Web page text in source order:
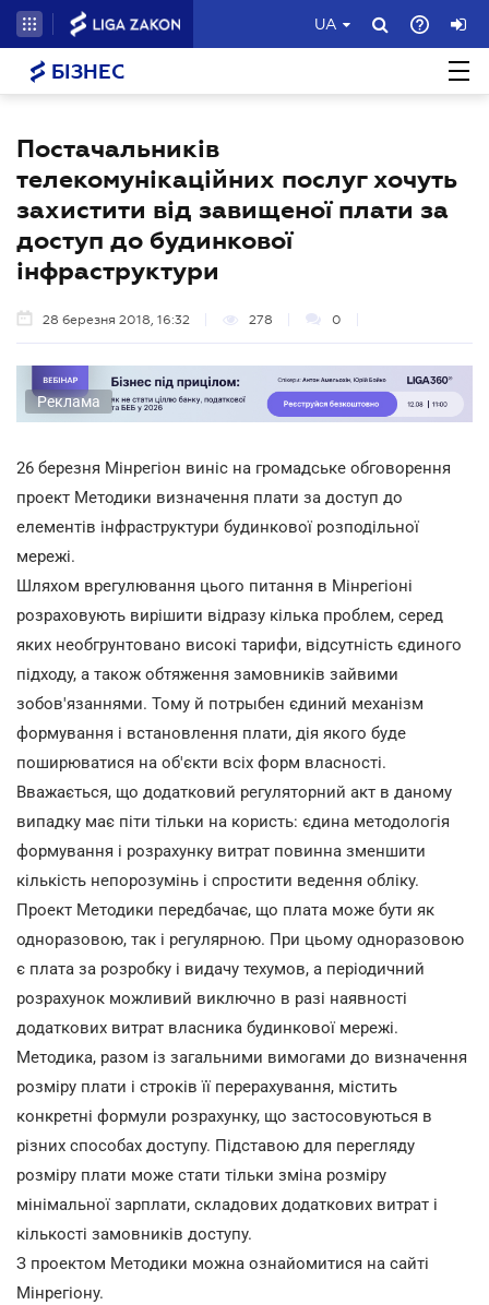
UA
БІЗНЕС
Постачальників
телекомунікаційних послуг хочуть
захистити від завищеної плати за
доступ до будинкової
інфраструктури
28 березня 2018, 16:32 278 0
Реклама
26 березня Мінрегіон виніс на громадське обговорення
проект Методики визначення плати за доступ до
елементів інфраструктури будинкової розподільної
мережі.
Шляхом врегулювання цього питання в Мінрегіоні
розраховують вирішити відразу кілька проблем, серед
яких необгрунтовано високі тарифи, відсутність єдиного
підходу, а також обтяження замовників зайвими
зобов'язаннями. Тому й потрыбен єдиний механізм
формування і встановлення плати, дія якого буде
поширюватися на об'єкти всіх форм власності.
Вважається, що додатковий регуляторний акт в даному
випадку має піти тільки на користь: єдина методологія
формування і розрахунку витрат повинна зменшити
кількість непорозумінь і спростити ведення обліку.
Проект Методики передбачає, що плата може бути як
одноразовою, так і регулярною. При цьому одноразовою
є плата за розробку і видачу техумов, а періодичний
розрахунок можливий виключно в разі наявності
додаткових витрат власника будинкової мережі.
Методика, разом із загальними вимогами до визначення
розміру плати і строків її перерахування, містить
конкретні формули розрахунку, що застосовуються в
різних способах доступу. Підставою для перегляду
розміру плати може стати тільки зміна розміру
мінімальної зарплати, складових додаткових витрат і
кількості замовників доступу.
З проектом Методики можна ознайомитися на сайті
Мінрегіону.